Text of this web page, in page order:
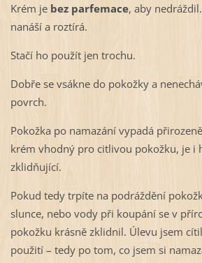
Krém je bez parfemace, aby
nanáší a roztírá.
Stačí ho použít jen trochu.
Dobře se vsákne do pokožky a
povrch.
Pokožka po namazání vypadá
krém vhodný pro citlivou pokožku, je i
zklidňující.
Pokud tedy trpíte na podráždění
slunce, nebo vody při koupání se v
pokožku krásně zklidnil. Úlevu jsem
použití – tedy po tom, co jsem si